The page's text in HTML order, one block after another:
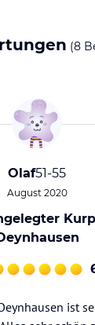
(8
Olaf51-55
August 2020
ist